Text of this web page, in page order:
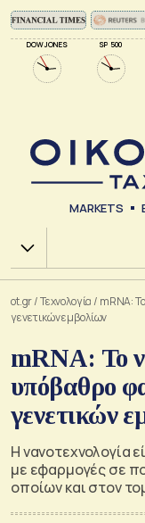
DOW JONES SP 500
MARKETS
Χ.Α.
ot.gr/Τεχνολογία / mRNA:
γενετικών εμβολίων
mRNA: Το
υπόβαθρο
γενετικών
Η νανοτεχνολογία
με εφαρμογές σε
οποίων και στον